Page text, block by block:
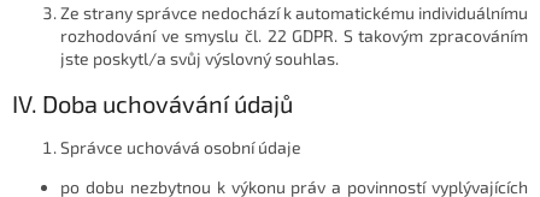
Ze strany správce nedochází k automatickému individuálnímu
rozhodování ve smyslu čl. 22 GDPR. S takovým zpracováním
jste poskytl/a svůj výslovný souhlas.
IV. Doba uchovávání údajů
Správce uchovává osobní údaje
po dobu nezbytnou k výkonu práv a povinností vyplývajících